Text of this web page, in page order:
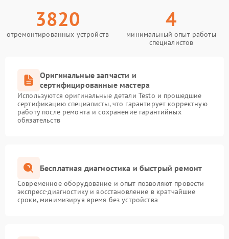
3820
отремонтированных устройств
4
минимальный опыт работы
специалистов
Оригинальные запчасти и
сертифицированные мастера
Используются оригинальные детали Testo и прошедшие
сертификацию специалисты, что гарантирует корректную
работу после ремонта и сохранение гарантийных
обязательств
Бесплатная диагностика и быстрый ремонт
Современное оборудование и опыт позволяют провести
экспресс-диагностику и восстановление в кратчайшие
сроки, минимизируя время без устройства